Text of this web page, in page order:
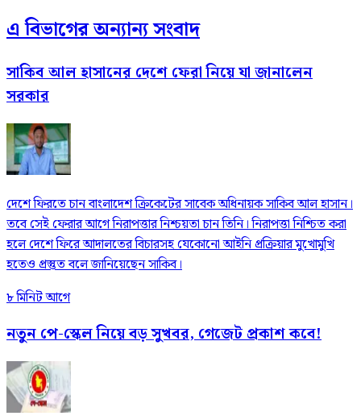
এ বিভাগের অন্যান্য সংবাদ
সাকিব আল হাসানের দেশে ফেরা নিয়ে যা জানালেন
সরকার
দেশে ফিরতে চান বাংলাদেশ ক্রিকেটের সাবেক অধিনায়ক সাকিব আল হাসান।
তবে সেই ফেরার আগে নিরাপত্তার নিশ্চয়তা চান তিনি। নিরাপত্তা নিশ্চিত করা
হলে দেশে ফিরে আদালতের বিচারসহ যেকোনো আইনি প্রক্রিয়ার মুখোমুখি
হতেও প্রস্তুত বলে জানিয়েছেন সাকিব।
৮ মিনিট আগে
নতুন পে-স্কেল নিয়ে বড় সুখবর, গেজেট প্রকাশ কবে!